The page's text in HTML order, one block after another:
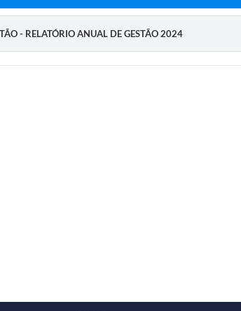
- RELATÓRIO ANUAL DE GESTÃO 2024